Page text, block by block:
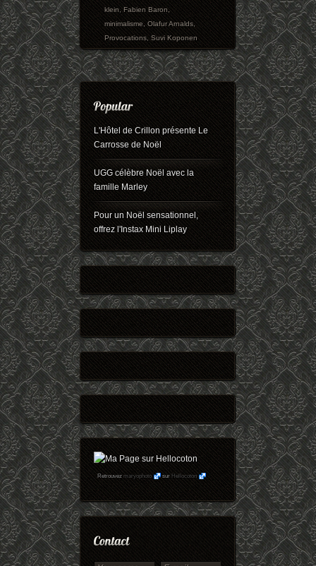
klein,Fabien Baron,
minimalisme,Olafur Arnalds,
Provocations,Suvi Koponen
L'Hôtel de Crillon présente Le
Carrosse de Noël
UGG célèbre Noël avec la
famille Marley
Pour un Noël sensationnel,
offrez l'Instax Mini Liplay
Retrouvezmaryophoto surHellocoton